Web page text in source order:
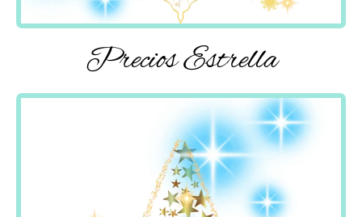
Precios Estrella